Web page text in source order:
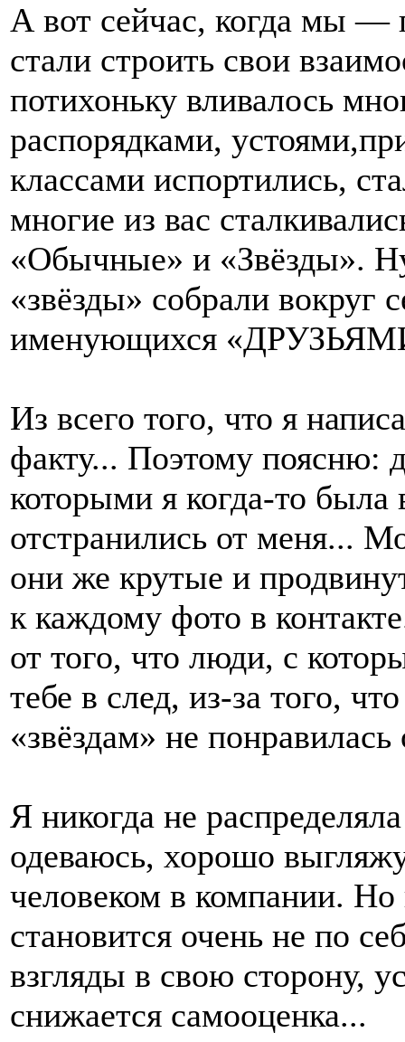
А вот сейчас, когда мы —
стали строить свои
потихоньку вливалось
распорядками,
классами испортились,
многие из вас
«Обычные» и «Звёзды».
«звёзды» собрали вокруг
именующихся
Из всего того, что я
факту... Поэтому поясню:
которыми я когда-то
отстранились от меня...
они же крутые и
к каждому фото в
от того, что люди, с
тебе в след, из-за того,
«звёздам» не
Я никогда не
одеваюсь, хорошо
человеком в компании.
становится очень не по
взгляды в свою сторону,
снижается самооценка...